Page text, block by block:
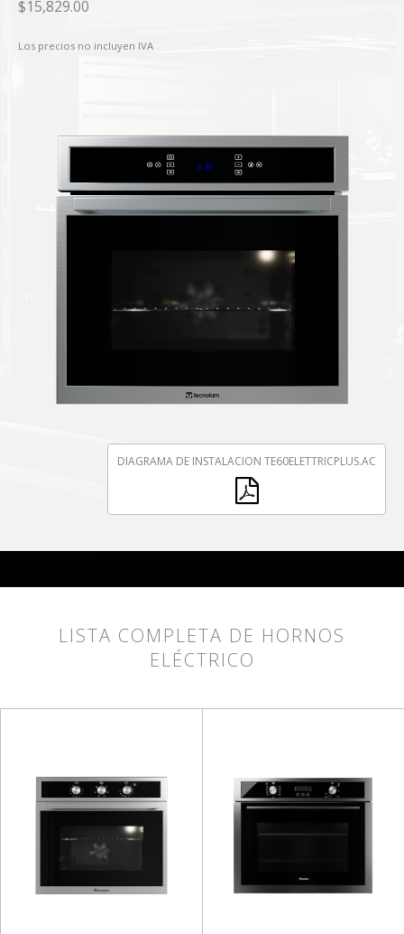
$15,829.00
Los precios no incluyen IVA
DIAGRAMA DE INSTALACION TE60ELETTRICPLUS.AC
LISTA COMPLETA DE HORNOS
ELÉCTRICO